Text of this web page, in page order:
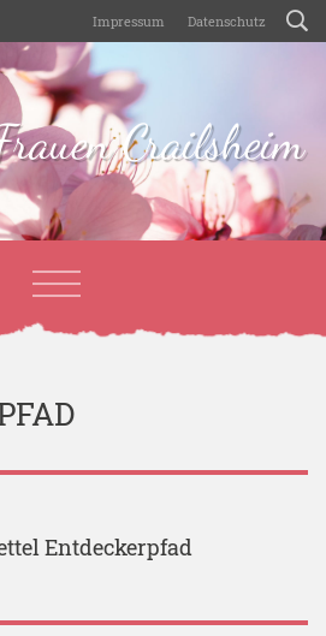
Impressum Datenschutz
Crailsheim
Entdeckerpfad